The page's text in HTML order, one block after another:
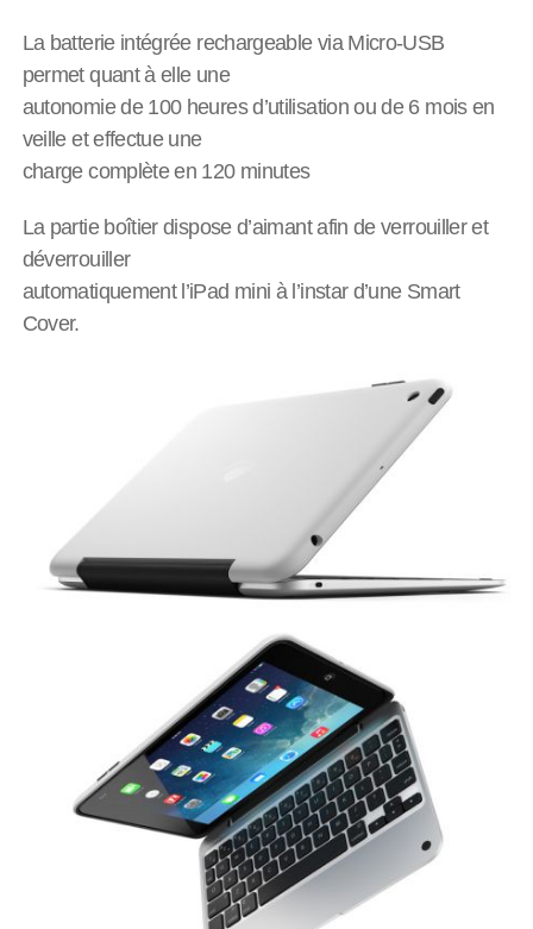
La batterie intégrée rechargeable via Micro-USB
permet quant à elle une
autonomie de 100 heures d’utilisation ou de 6 mois en
veille et effectue une
charge complète en 120 minutes
La partie boîtier dispose d’aimant afin de verrouiller et
déverrouiller
automatiquement l’iPad mini à l’instar d’une Smart
Cover.